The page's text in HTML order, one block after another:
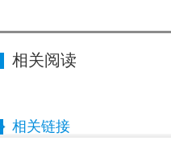
相关阅读
相关链接